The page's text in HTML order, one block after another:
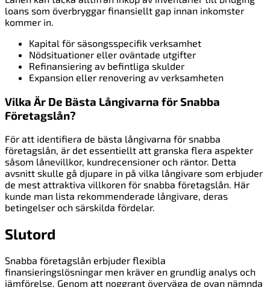
loans som överbryggar finansiellt gap innan inkomster
kommer in.
Kapital för säsongsspecifik verksamhet
Nödsituationer eller oväntade utgifter
Refinansiering av befintliga skulder
Expansion eller renovering av verksamheten
Vilka Är De Bästa Långivarna för Snabba
Företagslån?
För att identifiera de bästa långivarna för snabba
företagslån, är det essentiellt att granska flera aspekter
såsom lånevillkor, kundrecensioner och räntor. Detta
avsnitt skulle gå djupare in på vilka långivare som erbjuder
de mest attraktiva villkoren för snabba företagslån. Här
kunde man lista rekommenderade långivare, deras
betingelser och särskilda fördelar.
Slutord
Snabba företagslån erbjuder flexibla
finansieringslösningar men kräver en grundlig analys och
jämförelse. Genom att noggrant överväga de ovan nämnda